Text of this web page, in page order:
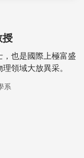
授
也是國際上極富盛
領域大放異采。
系